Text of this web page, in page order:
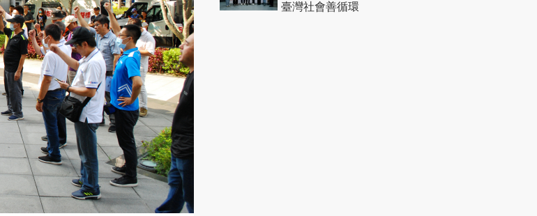
臺灣社會善循環